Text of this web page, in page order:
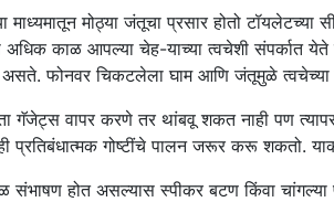
माध्यमातून मोठ्या जंतूचा प्रसार होतो टॉयलेटच्या
काळ आपल्या चेह-याच्या त्वचेशी संपर्कात
फोनवर चिकटलेला घाम आणि जंतूमुळे त्वचेच्या
गॅजेट्स वापर करणे तर थांबवू शकत नाही पण
प्रतिबंधात्मक गोष्टींचे पालन जरूर करू शकतो.
संभाषण होत असल्यास स्पीकर बटण किंवा चांगल्या